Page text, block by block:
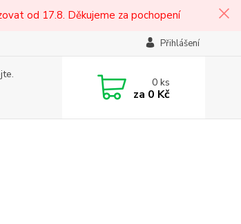
od 17.8. Děkujeme za pochopení
Přihlášení
0ks
za 0 Kč